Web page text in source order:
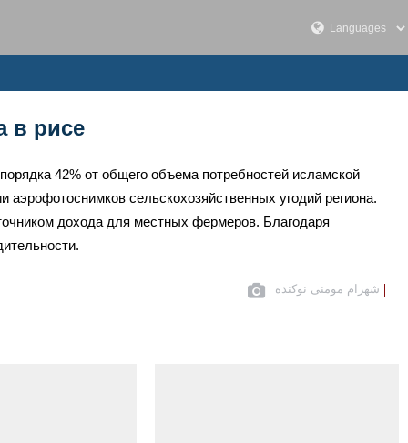
в рисе
42% от общего объема потребностей исламской
сельскохозяйственных угодий региона.
дохода для местных фермеров. Благодаря
شهرام مومنی نوکنده